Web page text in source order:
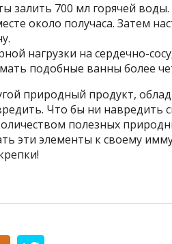
залить 700 мл горячей
около получаса. Затем
нагрузки на сердечно-
подобные ванны более
природный продукт,
Что бы ни навредить
полезных
эти элементы к своему